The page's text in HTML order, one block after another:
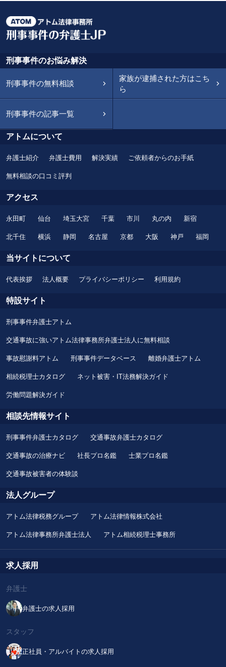
刑事事件のお悩み解決
刑事事件の無料相談
家族が逮捕された方はこち
ら
刑事事件の記事一覧
アトムについて
弁護士紹介 弁護士費用 解決実績 ご依頼者からのお手紙
無料相談の口コミ評判
アクセス
永田町 仙台 埼玉大宮 千葉 市川 丸の内 新宿
北千住 横浜 静岡 名古屋 京都 大阪 神戸 福岡
当サイトについて
代表挨拶 法人概要 プライバシーポリシー 利用規約
特設サイト
刑事事件弁護士アトム
交通事故に強いアトム法律事務所弁護士法人に無料相談
事故慰謝料アトム 刑事事件データベース 離婚弁護士アトム
相続税理士カタログ ネット被害・IT法務解決ガイド
労働問題解決ガイド
相談先情報サイト
刑事事件弁護士カタログ 交通事故弁護士カタログ
交通事故の治療ナビ 社長プロ名鑑 士業プロ名鑑
交通事故被害者の体験談
法人グループ
アトム法律税務グループ アトム法律情報株式会社
アトム法律事務所弁護士法人 アトム相続税理士事務所
求人採用
弁護士
弁護士の求人採用
スタッフ
正社員・アルバイトの求人採用